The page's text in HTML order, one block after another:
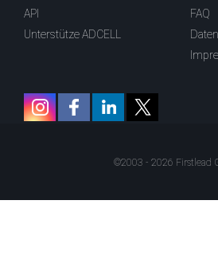
API
Unterstütze ADCELL
FAQ
©2003 - 2026 Firstlead